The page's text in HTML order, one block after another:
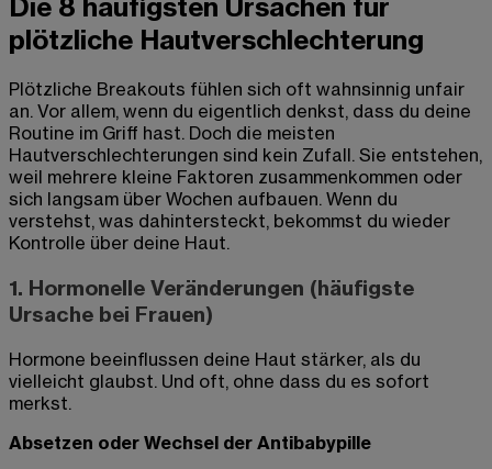
Die 8 häufigsten Ursachen für
plötzliche Hautverschlechterung
Plötzliche Breakouts fühlen sich oft wahnsinnig unfair
an. Vor allem, wenn du eigentlich denkst, dass du deine
Routine im Griff hast. Doch die meisten
Hautverschlechterungen sind kein Zufall. Sie entstehen,
weil mehrere kleine Faktoren zusammenkommen oder
sich langsam über Wochen aufbauen. Wenn du
verstehst, was dahintersteckt, bekommst du wieder
Kontrolle über deine Haut.
1. Hormonelle Veränderungen (häufigste
Ursache bei Frauen)
Hormone beeinflussen deine Haut stärker, als du
vielleicht glaubst. Und oft, ohne dass du es sofort
merkst.
Absetzen oder Wechsel der Antibabypille